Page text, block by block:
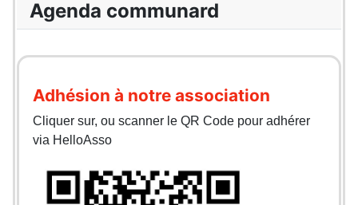
Agenda communard
Adhésion à notre association
Cliquer sur, ou scanner le QR Code pour adhérer
via HelloAsso